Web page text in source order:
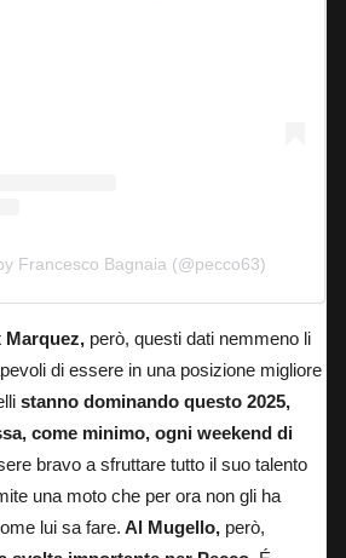
Francesco Bagnaia (@pecco63)
Marquez, però, questi dati nemmeno li
di essere in una posizione migliore
stanno dominando questo 2025,
come minimo, ogni weekend di
bravo a sfruttare tutto il suo talento
una moto che per ora non gli ha
lui sa fare. Al Mugello, però,